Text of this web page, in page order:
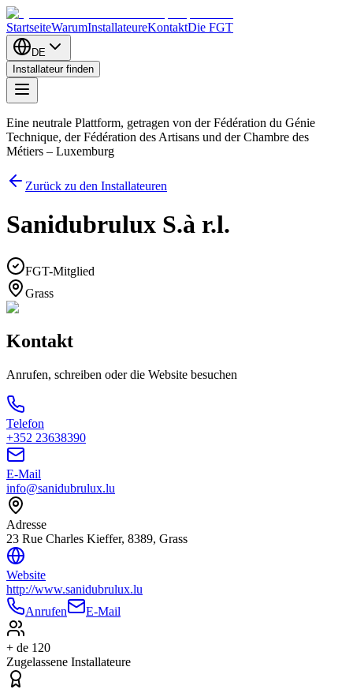
StartseiteWarumInstallateureKontaktDie FGT
DE
Installateur finden
Eine neutrale Plattform, getragen von der Fédération du Génie
Technique, der Fédération des Artisans und der Chambre des
Métiers – Luxemburg
Zurück zu den Installateuren
Sanidubrulux S.à r.l.
FGT-Mitglied
Grass
Kontakt
Anrufen, schreiben oder die Website besuchen
Telefon
+352 23638390
E-Mail
info@sanidubrulux.lu
Adresse
23 Rue Charles Kieffer, 8389, Grass
Website
http://www.sanidubrulux.lu
Anrufen
E-Mail
+ de 120
Zugelassene Installateure